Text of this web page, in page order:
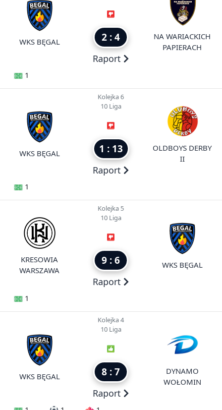
WKS BĘGAL 2 : 4
Raport
NA WARIACKICH
PAPIERACH
1
WKS BĘGAL
Kolejka 6
10 Liga
1 : 13
Raport
OLDBOYS DERBY
II
1
KRESOWIA
WARSZAWA
Kolejka 5
10 Liga
9 : 6
Raport
WKS BĘGAL
1
WKS BĘGAL
Kolejka 4
10 Liga
8 : 7
Raport
DYNAMO
WOŁOMIN